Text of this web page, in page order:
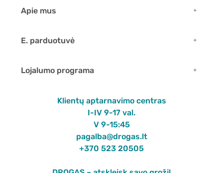
Apie mus
E. parduotuvė
Lojalumo programa
Klientų aptarnavimo centras
I-IV 9-17 val.
V 9-15:45
pagalba@drogas.lt
+370 523 20505